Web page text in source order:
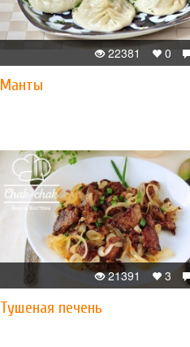
0
22381
Манты
3
21391
Тушеная печень